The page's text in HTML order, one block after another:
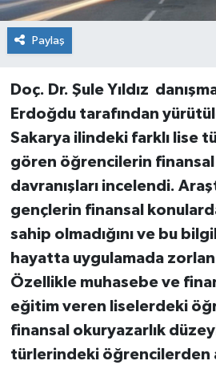
Paylaş
Doç. Dr. Şule Yıldız
Erdoğdu tarafından
Sakarya ilindeki farklı lise
gören öğrencilerin
davranışları incelendi.
gençlerin finansal
sahip olmadığını ve bu
hayatta uygulamada
Özellikle muhasebe ve
eğitim veren liselerdeki
finansal okuryazarlık
türlerindeki öğrencilerden